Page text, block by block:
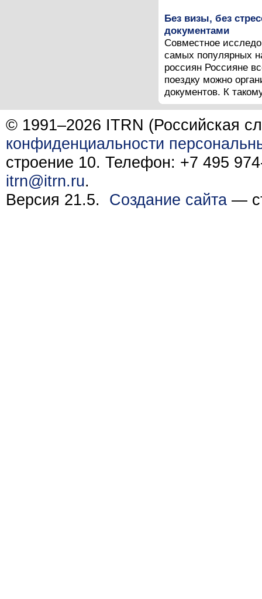
Без визы, без
документами
Совместное
самых популярных
россиян Россияне
поездку можно
документов. К
© 1991–2026 ITRN (Российская
конфиденциальности
строение 10. Телефон: +7 495
itrn@itrn.ru.
Версия 21.5. Создание сайта —